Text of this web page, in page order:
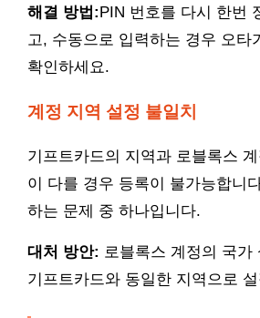
해결 방법: PIN 번호를 다시 한번
고, 수동으로 입력하는 경우 오타
확인하세요.
계정 지역 설정 불일치
기프트카드의 지역과 로블록스
이 다를 경우 등록이 불가능합니
하는 문제 중 하나입니다.
대처 방안: 로블록스 계정의 국가
기프트카드와 동일한 지역으로